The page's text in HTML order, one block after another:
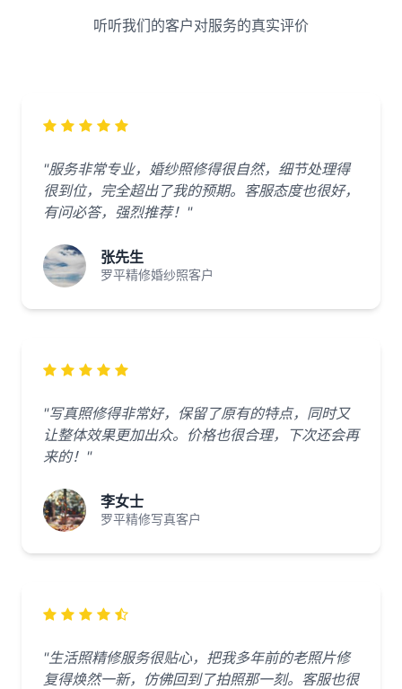
听听我们的客户对服务的真实评价
"服务非常专业，婚纱照修得很自然，细节处理得
很到位，完全超出了我的预期。客服态度也很好，
有问必答，强烈推荐！"
张先生
罗平精修婚纱照客户
"写真照修得非常好，保留了原有的特点，同时又
让整体效果更加出众。价格也很合理，下次还会再
来的！"
李女士
罗平精修写真客户
"生活照精修服务很贴心，把我多年前的老照片修
复得焕然一新，仿佛回到了拍照那一刻。客服也很